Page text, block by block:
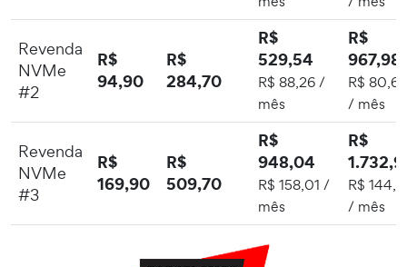
Revenda
NVMe
#2
R$
94,90
R$
284,70
R$
529,54
R$ 88,26 /
mês
R$
967,98
R$ 80,67
/ mês
Revenda
NVMe
#3
R$
169,90
R$
509,70
R$
948,04
R$ 158,01 /
mês
R$
R$
/ mês